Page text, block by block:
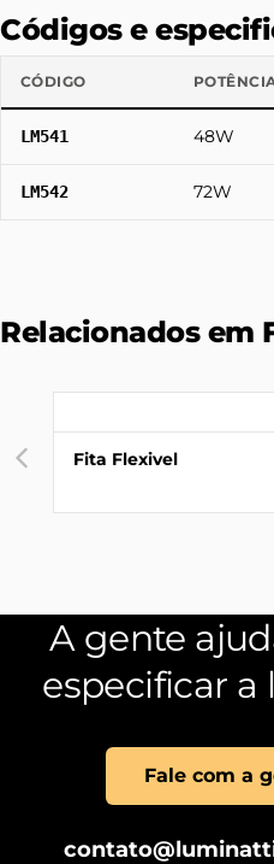
Códigos e
CÓDIGO
LM541 48W
LM542 72W
Relacionados em
Fita Flexivel
A gente
especificar a
Fale com a